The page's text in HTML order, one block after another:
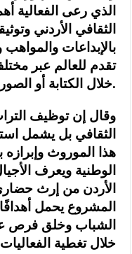
الذي رعى الفعالية
الثقافي الأردني
بالإبداعات والمواهب
تقدم للعالم عبر
خلال الكتابة أو الصورة أو المواد السمعية والبصرية.
وقال إن توظيف
الثقافي بل يشمل
هذا الموروث
الوطنية ويعرف
الأردن من إرث
المشروع يحمل
الشباب وخلق فرص
خلال تغطية